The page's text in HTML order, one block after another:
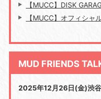
【MUCC】DISK
【MUCC】オフィシャ
MUD FRIENDS
2025年12月26日(金)渋谷